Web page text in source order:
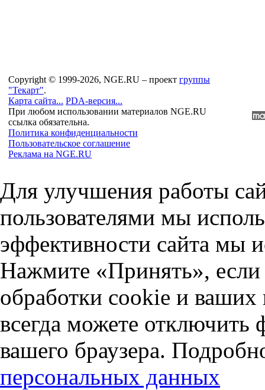
Copyright © 1999-2026, NGE.RU – проект группы
"Текарт".
Карта сайта... PDA-версия...
При любом использовании материалов NGE.RU
ссылка обязательна.
Политика конфиденциальности
Пользовательское соглашение
Реклама на NGE.RU
Для улучшения работы
пользователями мы
эффективности сайта мы
Нажмите «Принять», если
обработки cookie и
всегда можете отключить
вашего браузера.
персональных данных